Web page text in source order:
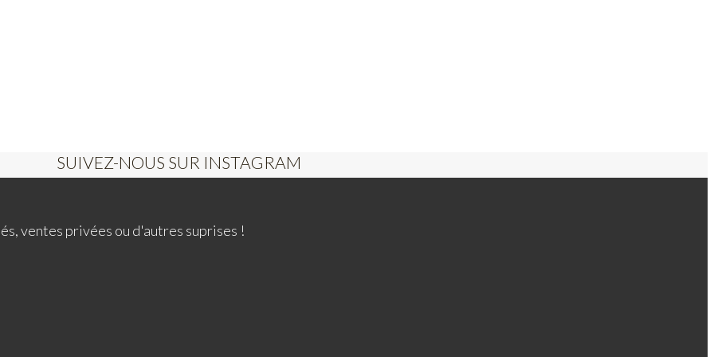
SUIVEZ-NOUS SUR INSTAGRAM
ventes privées ou d'autres suprises !